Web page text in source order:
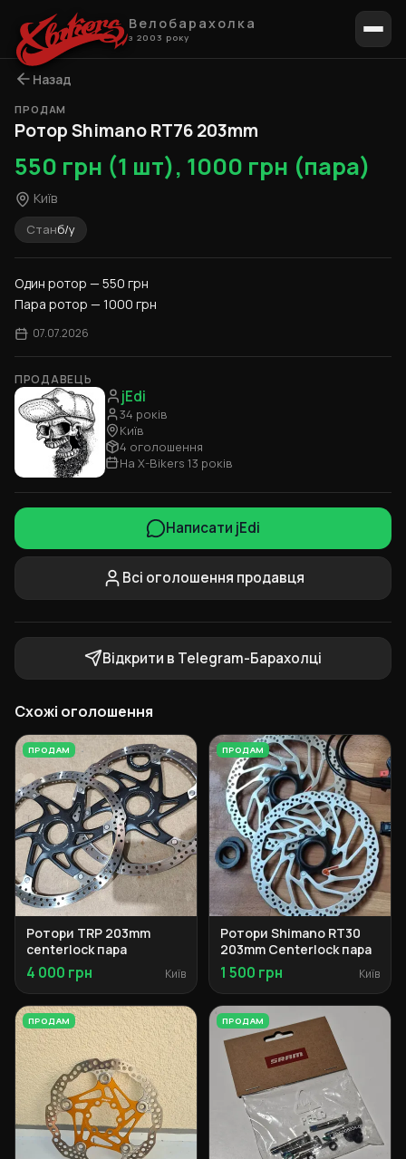
Велобарахолка
з 2003 року
Назад
ПРОДАМ
Ротор Shimano RT76 203mm
550 грн (1 шт), 1000 грн (пара)
Київ
Станб/у
Один ротор — 550 грн
Пара ротор — 1000 грн
07.07.2026
ПРОДАВЕЦЬ
jEdi
34 років
Київ
4 оголошення
На X-Bikers 13 років
Написати jEdi
Всі оголошення продавця
Відкрити в Telegram-Барахолці
Схожі оголошення
ПРОДАМ
Ротори TRP 203mm
centerlock пара
4 000 грн Київ
ПРОДАМ
Ротори Shimano RT30
203mm Centerlock пара
1 500 грн Київ
ПРОДАМ ПРОДАМ